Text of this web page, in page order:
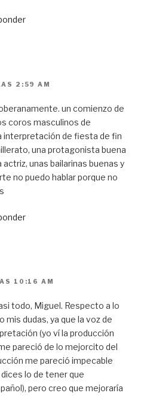
2:59 AM
un comienzo de
coros masculinos de
interpretación de fiesta de fin
una protagonista buena
unas bailarinas buenas y
no puedo hablar porque no
10:16 AM
todo, Miguel. Respecto a lo
mis dudas, ya que la voz de
(yo ví la producción
pareció de lo mejorcito del
me pareció impecable
lo de tener que
pero creo que mejoraría